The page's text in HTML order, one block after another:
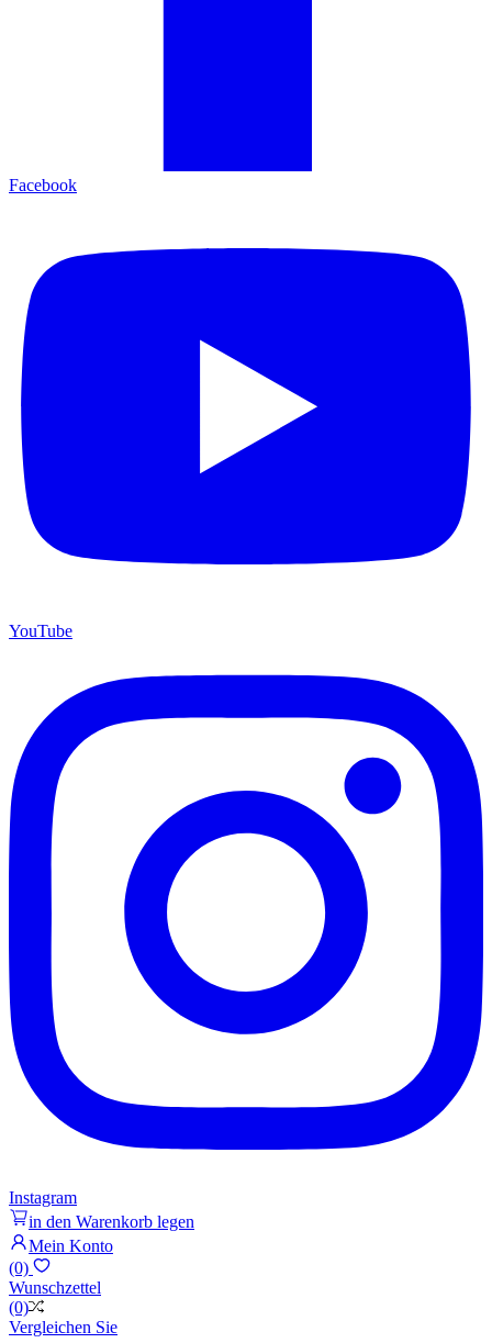
Facebook
YouTube
Instagram
in den Warenkorb legen
Mein Konto
(0)
Wunschzettel
(0)
Vergleichen Sie